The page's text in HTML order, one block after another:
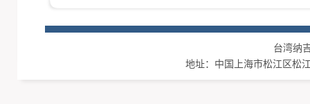
台湾纳
地址：中国上海市松江区